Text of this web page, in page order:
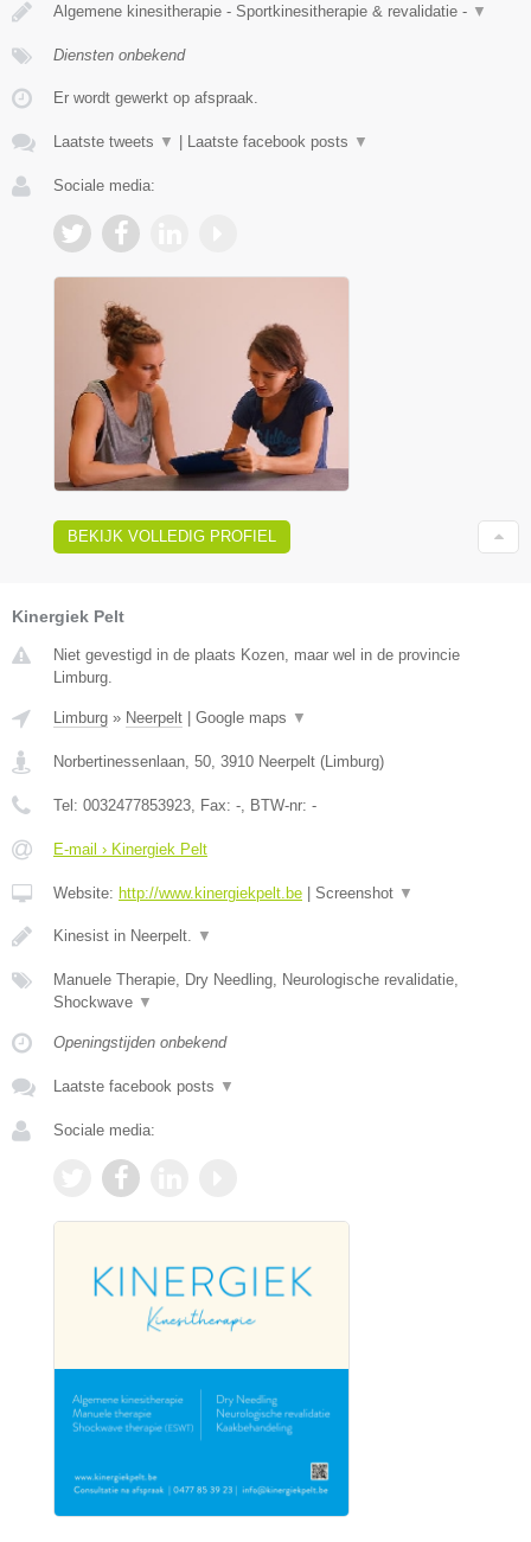
Algemene kinesitherapie - Sportkinesitherapie & revalidatie - ▼
Diensten onbekend
Er wordt gewerkt op afspraak.
Laatste tweets ▼ | Laatste facebook posts ▼
Sociale media:
BEKIJK VOLLEDIG PROFIEL
Kinergiek Pelt
Niet gevestigd in de plaats Kozen, maar wel in de provincie
Limburg.
Limburg » Neerpelt Google maps ▼
Norbertinessenlaan, 50, 3910 Neerpelt (Limburg)
Tel: 0032477853923, Fax: -, BTW-nr: -
E-mail › Kinergiek Pelt
Website: http://www.kinergiekpelt.be Screenshot ▼
Kinesist in Neerpelt. ▼
Manuele Therapie, Dry Needling, Neurologische revalidatie,
Shockwave ▼
Openingstijden onbekend
Laatste facebook posts ▼
Sociale media: